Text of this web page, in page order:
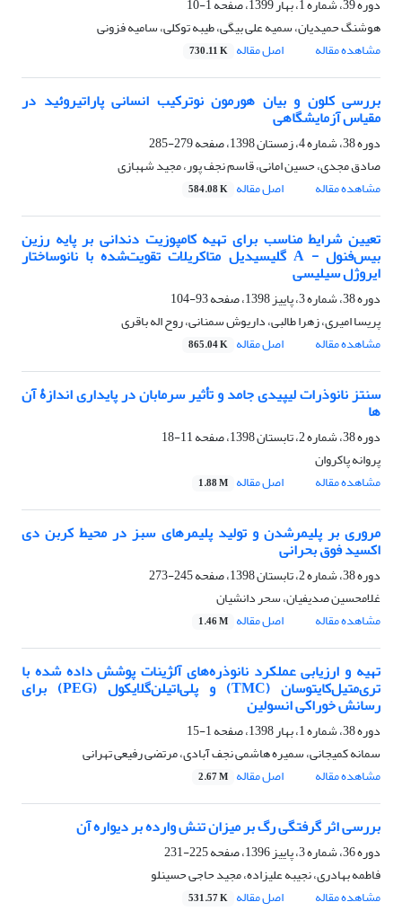
دوره 39، شماره 1، بهار 1399، صفحه
1-10
هوشنگ حمیدیان، سمیه علی بیگی، طیبه توکلی، سامیه فزونی
مشاهده مقاله
اصل مقاله 730.11 K
بررسی کلون و بیان هورمون نوترکیب انسانی پاراتیروئید در
مقیاس آزمایشگاهی
دوره 38، شماره 4، زمستان 1398، صفحه
279-285
صادق مجدی، حسین امانی، قاسم نجف پور، مجید شهبازی
مشاهده مقاله
اصل مقاله 584.08 K
تعیین شرایط مناسب برای تهیه کامپوزیت دندانی بر پایه رزین
بیس‌فنول - A گلیسیدیل متاکریلات تقویت‌شده با نانوساختار
ایروژل سیلیسی
دوره 38، شماره 3، پاییز 1398، صفحه
93-104
پریسا امیری، زهرا طالبی، داریوش سمنانی، روح اله باقری
مشاهده مقاله
اصل مقاله 865.04 K
سنتز نانوذرات لیپیدی جامد و تأثیر سرمابان در پایداری اندازۀ آن
ها
دوره 38، شماره 2، تابستان 1398، صفحه
11-18
پروانه پاکروان
مشاهده مقاله
اصل مقاله 1.88 M
مروری بر پلیمرشدن و تولید پلیمرهای سبز در محیط کربن دی
اکسید فوق بحرانی
دوره 38، شماره 2، تابستان 1398، صفحه
245-273
غلامحسین صدیفیان، سحر دانشیان
مشاهده مقاله
اصل مقاله 1.46 M
تهیه و ارزیابی عملکرد نانوذره‌های آلژینات پوشش داده شده با
تری‌متیل‌کایتوسان (TMC) و پلی‌اتیلن‌گلایکول (PEG) برای
رسانش خوراکی انسولین
دوره 38، شماره 1، بهار 1398، صفحه
1-15
سمانه کمیجانی، سمیره هاشمی نجف آبادی، مرتضی رفیعی تهرانی
مشاهده مقاله
اصل مقاله 2.67 M
بررسی اثر گرفتگی رگ بر میزان تنش وارده بر دیواره آن
دوره 36، شماره 3، پاییز 1396، صفحه
225-231
فاطمه بهادری، نجیبه علیزاده، مجید حاجی حسینلو
مشاهده مقاله
اصل مقاله 531.57 K